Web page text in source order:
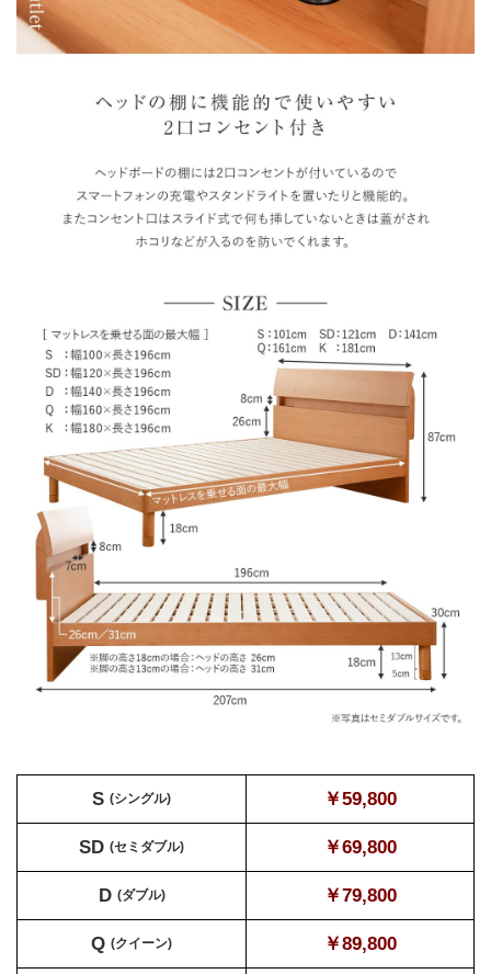
S (シングル) ￥59,800
SD (セミダブル) ￥69,800
D (ダブル) ￥79,800
Q (クイーン) ￥89,800